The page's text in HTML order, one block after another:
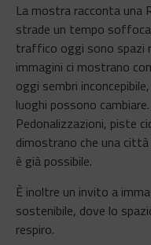
La mostra racconta una
strade un tempo
traffico oggi sono spazi
immagini ci mostrano
oggi sembri
luoghi possono cambiare.
Pedonalizzazioni, piste
dimostrano che una
è già possibile.
È inoltre un invito a
sostenibile, dove lo
respiro.